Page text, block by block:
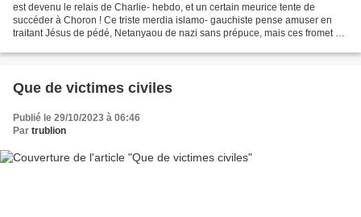
est devenu le relais de Charlie- hebdo, et un certain meurice tente de
succéder à Choron ! Ce triste merdia islamo- gauchiste pense amuser en
traitant Jésus de pédé, Netanyaou de nazi sans prépuce, mais ces fromet et
Que de victimes civiles
Publié le 29/10/2023 à 06:46
Par trublion